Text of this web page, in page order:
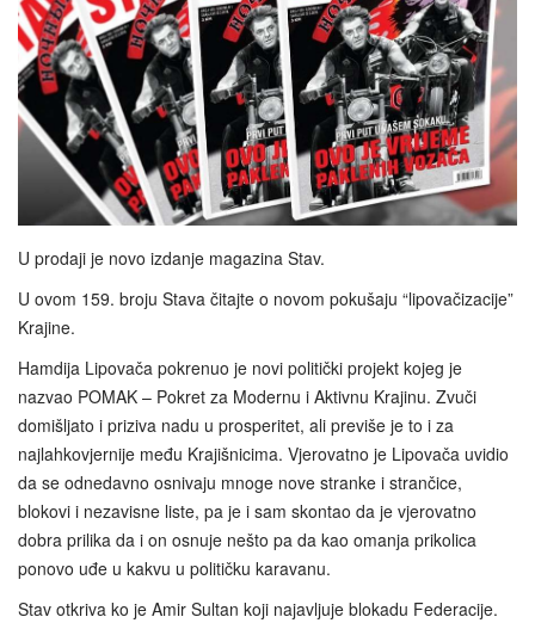
U prodaji je novo izdanje magazina Stav.
U ovom 159. broju Stava čitajte o novom pokušaju “lipovačizacije”
Krajine.
Hamdija Lipovača pokrenuo je novi politički projekt kojeg je
nazvao POMAK – Pokret za Modernu i Aktivnu Krajinu. Zvuči
domišljato i priziva nadu u prosperitet, ali previše je to i za
najlahkovjernije među Krajišnicima. Vjerovatno je Lipovača uvidio
da se odnedavno osnivaju mnoge nove stranke i strančice,
blokovi i nezavisne liste, pa je i sam skontao da je vjerovatno
dobra prilika da i on osnuje nešto pa da kao omanja prikolica
ponovo uđe u kakvu u političku karavanu.
Stav otkriva ko je Amir Sultan koji najavljuje blokadu Federacije.